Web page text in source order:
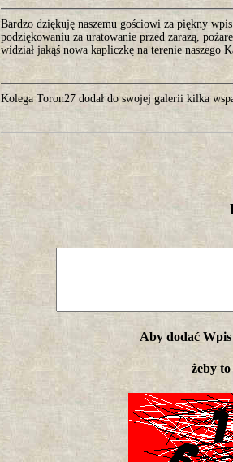
Bardzo dziękuję naszemu gościowi za piękny
podziękowaniu za uratowanie przed zarazą,
widział jakąś nowa kapliczkę na terenie naszego
Kolega Toron27 dodał do swojej galerii kilka
Aby dodać Wpis
żeby